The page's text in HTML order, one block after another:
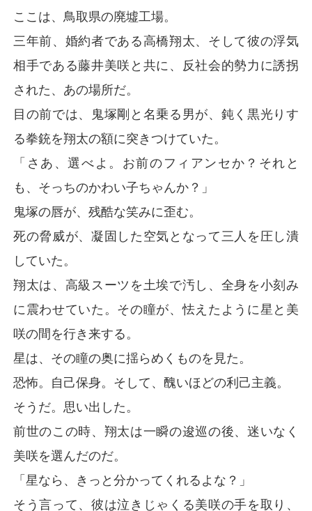
ここは、鳥取県の廃墟工場。
三年前、婚約者である高橋翔太、そして彼の浮気
相手である藤井美咲と共に、反社会的勢力に誘拐
された、あの場所だ。
目の前では、鬼塚剛と名乗る男が、鈍く黒光りす
る拳銃を翔太の額に突きつけていた。
「さあ、選べよ。お前のフィアンセか？それと
も、そっちのかわい子ちゃんか？」
鬼塚の唇が、残酷な笑みに歪む。
死の脅威が、凝固した空気となって三人を圧し潰
していた。
翔太は、高級スーツを土埃で汚し、全身を小刻み
に震わせていた。その瞳が、怯えたように星と美
咲の間を行き来する。
星は、その瞳の奥に揺らめくものを見た。
恐怖。自己保身。そして、醜いほどの利己主義。
そうだ。思い出した。
前世のこの時、翔太は一瞬の逡巡の後、迷いなく
美咲を選んだのだ。
「星なら、きっと分かってくれるよな？」
そう言って、彼は泣きじゃくる美咲の手を取り、